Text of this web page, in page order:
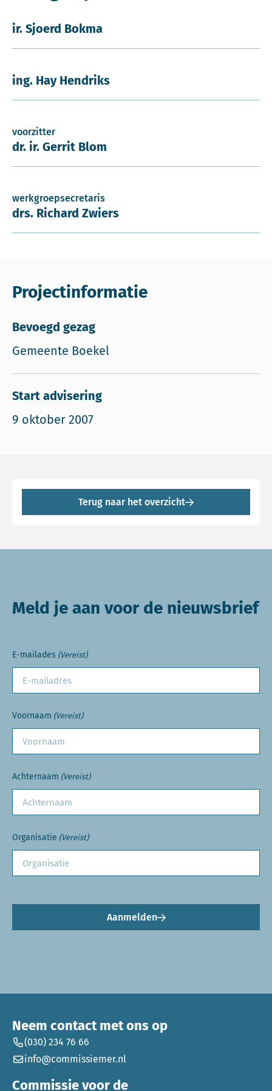
ir. Sjoerd Bokma
ing. Hay Hendriks
voorzitter
dr. ir. Gerrit Blom
werkgroepsecretaris
drs. Richard Zwiers
Projectinformatie
Bevoegd gezag
Gemeente Boekel
Start advisering
9 oktober 2007
Terug naar het overzicht
Meld je aan voor de nieuwsbrief
E-mailades (Vereist)
Voornaam (Vereist)
Achternaam (Vereist)
Organisatie (Vereist)
Aanmelden
Neem contact met ons op
(030) 234 76 66
info@commissiemer.nl
Commissie voor de